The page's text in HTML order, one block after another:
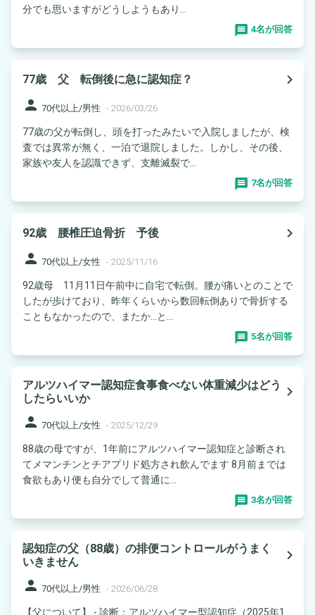
分でも思いますがどうしようもあり...
4名が回答
77歳 父 転倒後に急に認知症？
navigate_next
person 70代以上/男性 - 2026/03/26
77歳の父が転倒し、頭を打ったみたいで入院しましたが、検
査では異常が無く、一泊で退院しました。しかし、その後、
家族や友人を認識できず、支離滅裂で...
7名が回答
92歳 腰椎圧迫骨折 予後
navigate_next
person 70代以上/女性 - 2025/11/16
92歳母 11月11日午前中に自宅で転倒。腰が痛いとのことで
したが歩けており、昨年くらいから数回転倒ありで骨折する
こともなかったので、またか…と...
5名が回答
アルツハイマー認知症食事食べない体重減少はどう
したらいいか
navigate_next
person 70代以上/女性 - 2025/12/29
88歳の母ですが、1年前にアルツハイマー認知症と診断され
てメマンチンとチアプリド処方され飲んでます 8月前までは
食欲もあり便も自分でして普通に...
3名が回答
認知症の父（88歳）の排便コントロールがうまく
いきません
navigate_next
person 70代以上/男性 - 2026/06/28
【父について】 - 診断：アルツハイマー型認知症（2025年1